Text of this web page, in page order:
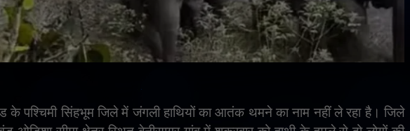
के पश्चिमी सिंहभूम जिले में जंगली हाथियों का आतंक थमने का नाम नहीं ले रहा है। जिले